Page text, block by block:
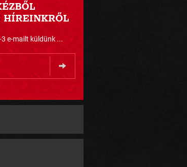
HÍREINKRŐL
e-mailt küldünk ...